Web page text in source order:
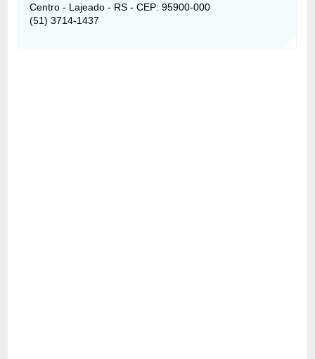
Centro - Lajeado - RS - CEP: 95900-000
(51) 3714-1437